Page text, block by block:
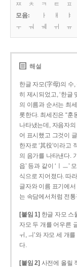
ㅉ
ㅊ ㅋ ㅌ ㅍ
모음:
ㅏ ㅐ ㅑ
ㅜ
ㅝ ㅞ ㅟ ㅠ
해설
한글 자모(字母)의 수,
히 제시되었고, ‘한글
의 이름과 순서는 최
롯한다. 최세진은 “훈
나타냈는데, 자음자
어 표시했고 그것이
한자로 ‘其役’이라고
의 음가를 나타낸다.
읍’ 등과 같이 ‘ㅣㅡ’
식으로 지어졌다. 따라
글자와 이름 표기에
는 속담에서처럼 전
[붙임 1] 한글 자모 스
자모 두 개를 어우른
ㅟ, ㅢ’와 자모 세 개
다.
[붙임 2] 사전에 올릴